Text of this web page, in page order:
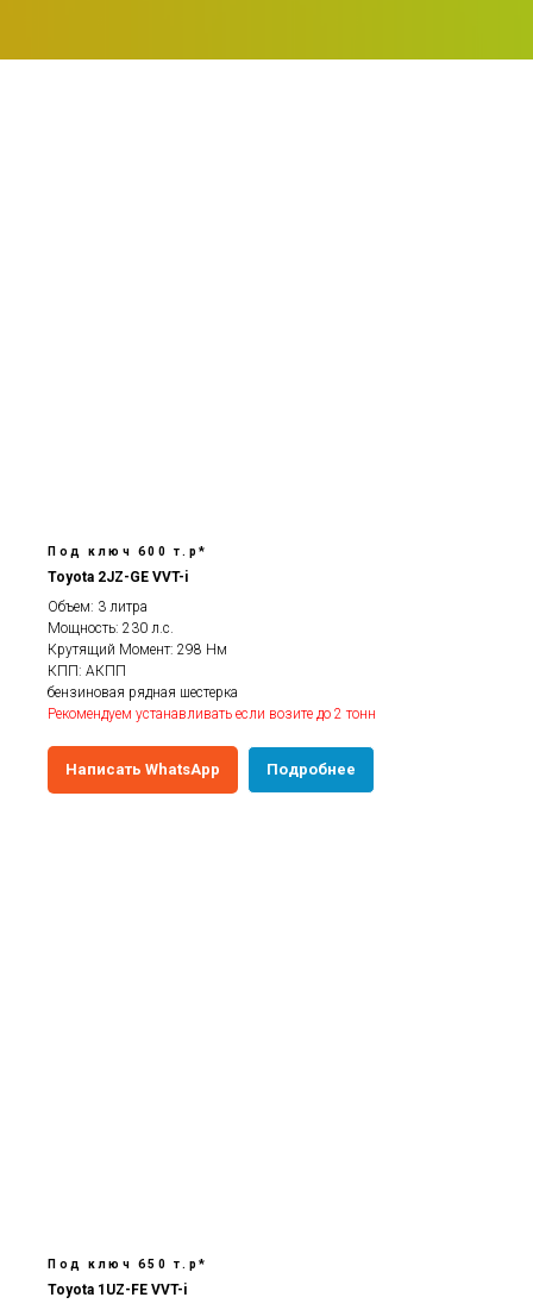
Под ключ 600 т.р*
Toyota 2JZ-GE VVT-i
Объем: 3 литра
Мощность: 230 л.с.
Крутящий Момент: 298 Нм
КПП: АКПП
бензиновая рядная шестерка
Рекомендуем устанавливать если возите до 2 тонн
Написать WhatsApp Подробнее
Под ключ 650 т.р*
Toyota 1UZ-FE VVT-i